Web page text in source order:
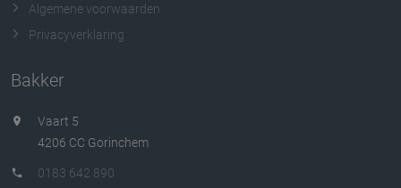
Algemene voorwaarden
Privacyverklaring
Bakker
Vaart 5
4206 CC Gorinchem
0183 642 890